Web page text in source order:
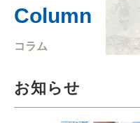
Column
コラム
お知らせ